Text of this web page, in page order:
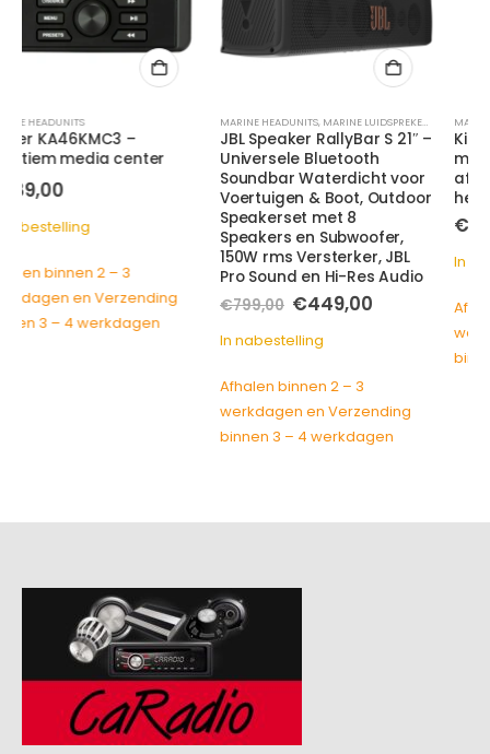
MARINE HEADUNITS MARINE LUIDSPREKERS ,PROFESSIONEEL
JBL Speaker RallyBar S 21″ –
Universele Bluetooth
Soundbar Waterdicht voor
Voertuigen & Boot, Outdoor
Speakerset met 8
Speakers en Subwoofer,
Pro Sound en Hi-Res Audio
€799,00 Oorspronkelijke
prijs
was:
€449,00Huidige
MARINE HEADUNITS
Kicker KA47KRC55 –
maritieme digitale
afstandsbediening voor
het kmc5 media center
€239,00
In nabestelling
Afhalen binnen 2 – 3
werkdagen en Verzending